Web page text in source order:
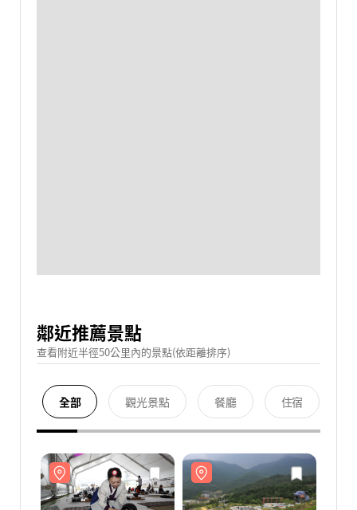
鄰近推薦景點
查看附近半徑50公里內的景點(依距離排序)
全部 觀光景點 餐廳 住宿